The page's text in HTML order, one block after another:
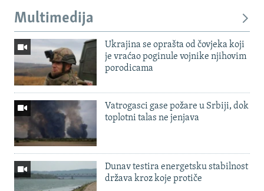
Multimedija
Ukrajina se oprašta od čovjeka koji
je vraćao poginule vojnike njihovim
porodicama
Vatrogasci gase požare u Srbiji, dok
toplotni talas ne jenjava
Dunav testira energetsku stabilnost
država kroz koje protiče